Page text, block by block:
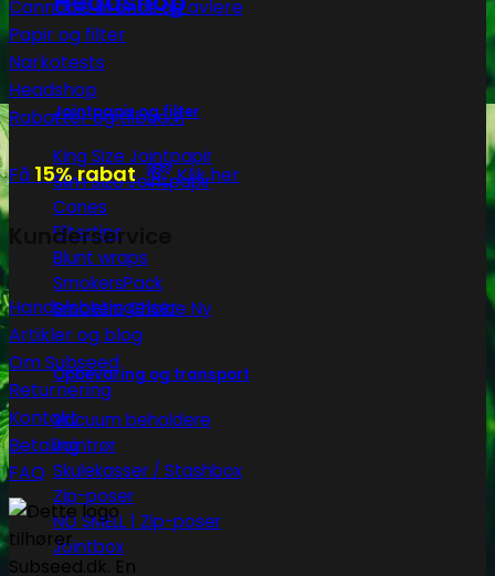
Jointpapir og filter
King Size Jointpapir
Slim Size Jointpapir
Cones
Filtertips
Blunt wraps
SmokersPack
Smokers Choice
Opbevaring og transport
Vacuum beholdere
Jointrør
Skulekasser / Stashbox
Zip-poser
NO SMELL | Zip-poser
Jointbox
Cannabis brands og avlere
Papir og filter
Narkotests
Headshop
Rabatter og tilbud💰
Få 15% rabat 💸Klik her
Kunderservice
Handelsbetingelser
Artikler og blog
Om Subseed
Returnering
Kontakt
Betaling
FAQ